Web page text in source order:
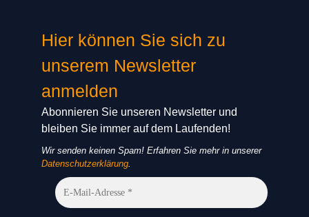
Hier können Sie sich zu
unserem Newsletter
anmelden
Abonnieren Sie unseren Newsletter und
bleiben Sie immer auf dem Laufenden!
Wir senden keinen Spam! Erfahren Sie mehr in unserer
Datenschutzerklärung.